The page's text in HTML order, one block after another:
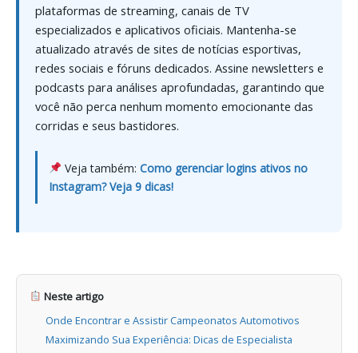
plataformas de streaming, canais de TV
especializados e aplicativos oficiais. Mantenha-se
atualizado através de sites de notícias esportivas,
redes sociais e fóruns dedicados. Assine newsletters e
podcasts para análises aprofundadas, garantindo que
você não perca nenhum momento emocionante das
corridas e seus bastidores.
Veja também: Como gerenciar logins ativos no
Instagram? Veja 9 dicas!
Neste artigo
Onde Encontrar e Assistir Campeonatos Automotivos
Maximizando Sua Experiência: Dicas de Especialista